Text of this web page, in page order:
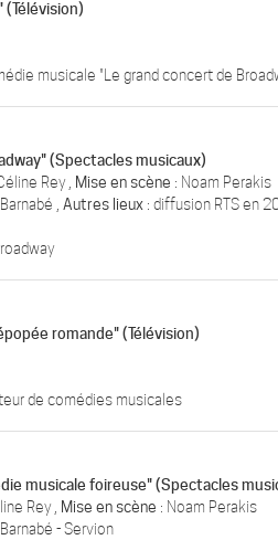
(Télévision)
musicale "Le grand concert de
(Spectacles musicaux)
Rey , Mise en scène : Noam Perakis
,Autres lieux : diffusion RTS en
romande" (Télévision)
de comédies musicales
musicale foireuse" (Spectacles
Rey , Mise en scène : Noam Perakis
- Servion